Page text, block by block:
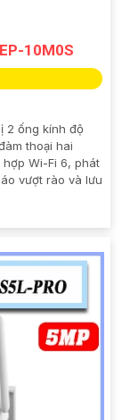
10M0S
2 ống kính độ
thoại hai
Wi-Fi 6, phát
vượt rào và lưu